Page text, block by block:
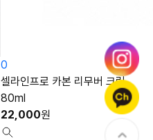
0
셀라인프로 카본 리무버 크림
80ml
22,000원